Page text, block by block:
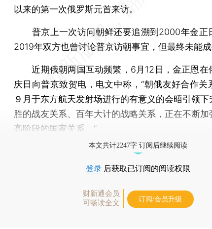
以来的第一次俄罗斯元首来访。
普京上一次访问朝鲜还要追溯到2000年金正
2019年双方也曾讨论普京访朝事宜，但最终未能成
近期俄朝两国互动频繁，6月12日，金正恩在
庆日向普京致贺电，电文中称，“朝俄友好合作关
９月于东方航天发射场进行的有意义的会晤引领下
胜的战友关系、百年大计的战略关系，正在不断加
高阶段的国家关系。”
本文共计2247字 订阅后继续阅读
登录 后获取已订阅的阅读权限
财新通会员
可畅读全文
订阅/会员升级